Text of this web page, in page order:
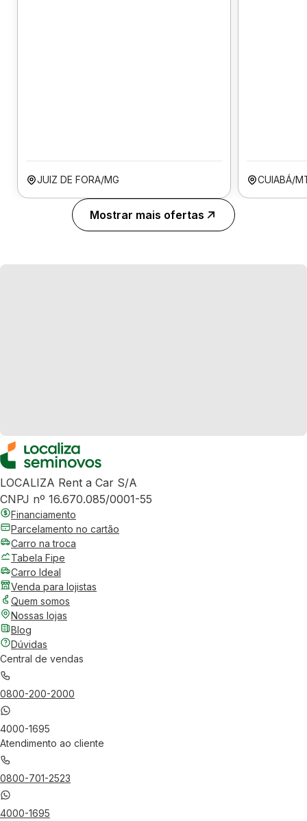
JUIZ DE FORA/MG CUIABÁ/
Mostrar mais ofertas
LOCALIZA Rent a Car S/A
CNPJ nº 16.670.085/0001-55
Financiamento
Parcelamento no cartão
Carro na troca
Tabela Fipe
Carro Ideal
Venda para lojistas
Quem somos
Nossas lojas
Blog
Dúvidas
Central de vendas
0800-200-2000
4000-1695
Atendimento ao cliente
0800-701-2523
4000-1695